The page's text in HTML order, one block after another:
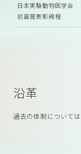
日本実験動物医学会
前島賞表彰規程
沿革
過去の体制については